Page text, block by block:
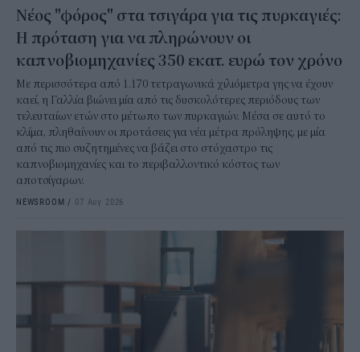
Νέος "φόρος" στα τσιγάρα για τις πυρκαγιές:
Η πρόταση για να πληρώνουν οι
καπνοβιομηχανίες 350 εκατ. ευρώ τον χρόνο
Με περισσότερα από 1.170 τετραγωνικά χιλιόμετρα γης να έχουν
καεί, η Γαλλία βιώνει μία από τις δυσκολότερες περιόδους των
τελευταίων ετών στο μέτωπο των πυρκαγιών. Μέσα σε αυτό το
κλίμα, πληθαίνουν οι προτάσεις για νέα μέτρα πρόληψης, με μία
από τις πιο συζητημένες να βάζει στο στόχαστρο τις
καπνοβιομηχανίες και το περιβαλλοντικό κόστος των
αποτσίγαρων.
NEWSROOM / 07 Αυγ 2026